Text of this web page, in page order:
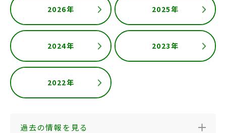
2026年 2025年
2024年 2023年
2022年
過去の情報を見る